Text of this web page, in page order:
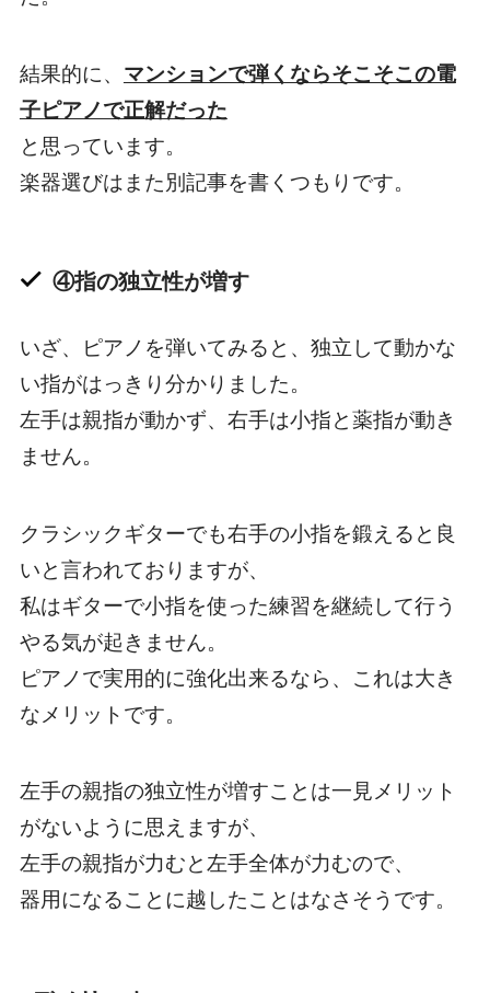
結果的に、 マンションで弾くならそこそこの電
子ピアノで正解だった
と思っています。
楽器選びはまた別記事を書くつもりです。
④指の独立性が増す
いざ、ピアノを弾いてみると、独立して動かな
い指がはっきり分かりました。
左手は親指が動かず、右手は小指と薬指が動き
ません。
クラシックギターでも右手の小指を鍛えると良
いと言われておりますが、
私はギターで小指を使った練習を継続して行う
やる気が起きません。
ピアノで実用的に強化出来るなら、これは大き
なメリットです。
左手の親指の独立性が増すことは一見メリット
がないように思えますが、
左手の親指が力むと左手全体が力むので、
器用になることに越したことはなさそうです。